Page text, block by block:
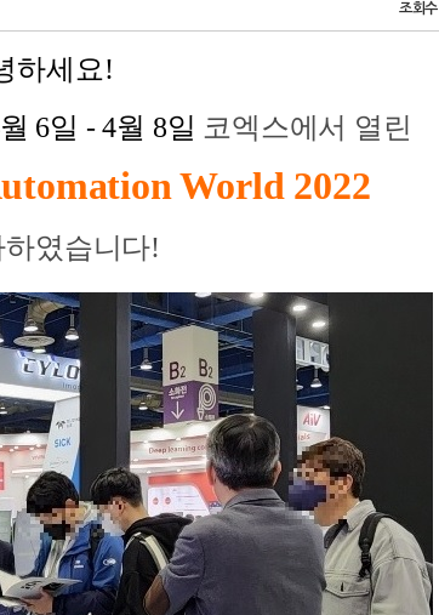
조회수
하세요!
6일 - 4월 8일 코엑스에서 열린
World 2022
하였습니다!